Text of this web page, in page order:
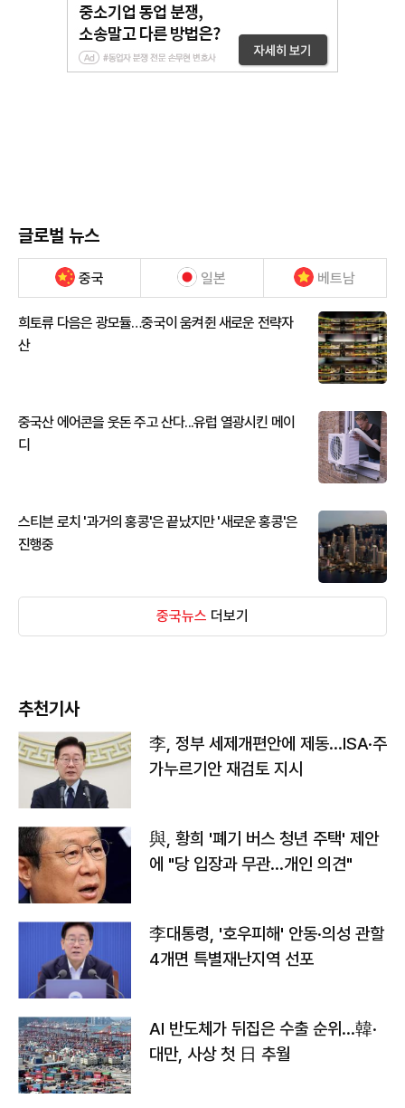
글로벌 뉴스
중국 일본 베트남
희토류 다음은 광모듈…중국이 움켜쥔 새로운 전략자
산
중국산 에어콘을 웃돈 주고 산다...유럽 열광시킨 메이
디
스티븐 로치 '과거의 홍콩'은 끝났지만 '새로운 홍콩'은
진행중
중국뉴스 더보기
추천기사
李, 정부 세제개편안에 제동…ISA·주
가누르기안 재검토 지시
與, 황희 '폐기 버스 청년 주택' 제안
에 "당 입장과 무관…개인 의견"
李대통령, '호우피해' 안동·의성 관할
4개면 특별재난지역 선포
AI 반도체가 뒤집은 수출 순위…韓·
대만, 사상 첫 日 추월